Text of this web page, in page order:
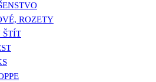
ROZETY
ŠTÍT